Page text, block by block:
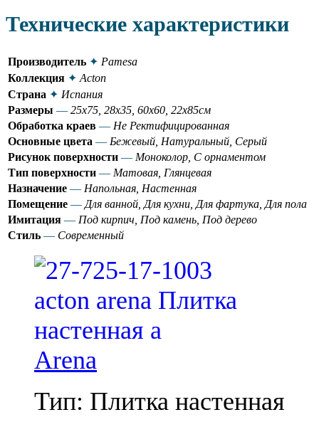
Технические характеристики
Производитель ✦ Pamesa
Коллекция ✦ Acton
Страна ✦ Испания
Размеры — 25x75, 28x35, 60x60, 22x85см
Обработка краев — Не Ректифицированная
Основные цвета — Бежевый, Натуральный, Серый
Рисунок поверхности — Моноколор, С орнаментом
Тип поверхности — Матовая, Глянцевая
Назначение — Напольная, Настенная
Помещение — Для ванной, Для кухни, Для фартука, Для пола
Имитация — Под кирпич, Под камень, Под дерево
Стиль — Современный
Arena
Тип: Плитка настенная